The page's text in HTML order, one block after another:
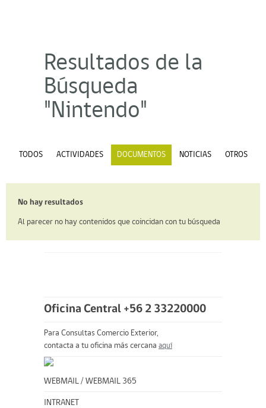
Resultados de la
Búsqueda
"Nintendo"
TODOS ACTIVIDADES DOCUMENTOS NOTICIAS OTROS
No hay resultados
Al parecer no hay contenidos que coincidan con tu búsqueda
Oficina Central +56 2 33220000
Para Consultas Comercio Exterior,
contacta a tu oficina más cercana aquí
WEBMAIL / WEBMAIL 365
INTRANET